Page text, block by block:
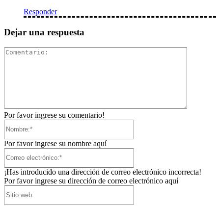
Responder
Dejar una respuesta
Por favor ingrese su comentario!
Por favor ingrese su nombre aquí
¡Has introducido una dirección de correo electrónico incorrecta!
Por favor ingrese su dirección de correo electrónico aquí